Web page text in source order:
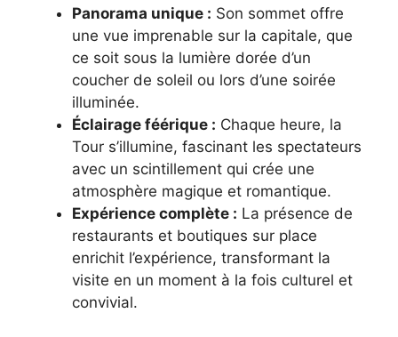
Panorama unique : Son sommet offre
une vue imprenable sur la capitale, que
ce soit sous la lumière dorée d’un
coucher de soleil ou lors d’une soirée
illuminée.
Éclairage féérique : Chaque heure, la
Tour s’illumine, fascinant les spectateurs
avec un scintillement qui crée une
atmosphère magique et romantique.
Expérience complète : La présence de
restaurants et boutiques sur place
enrichit l’expérience, transformant la
visite en un moment à la fois culturel et
convivial.